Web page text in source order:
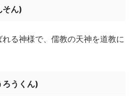
そん)
る神様で、儒教の天神を道教に
うくん)